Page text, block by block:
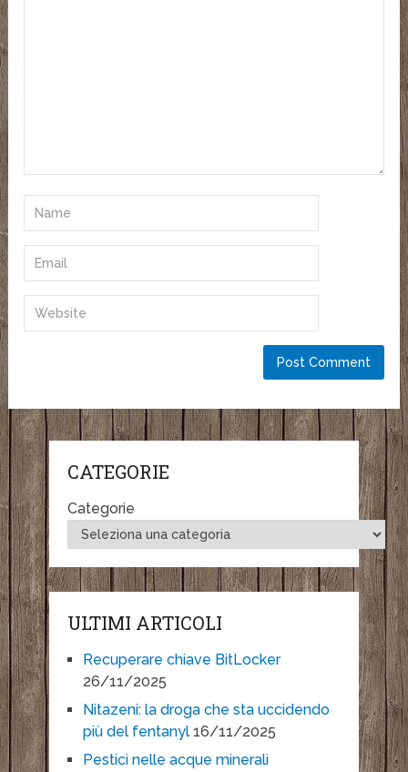
CATEGORIE
Categorie
ULTIMI ARTICOLI
Recuperare chiave BitLocker
26/11/2025
Nitazeni: la droga che sta uccidendo
più del fentanyl 16/11/2025
Pestici nelle acque minerali